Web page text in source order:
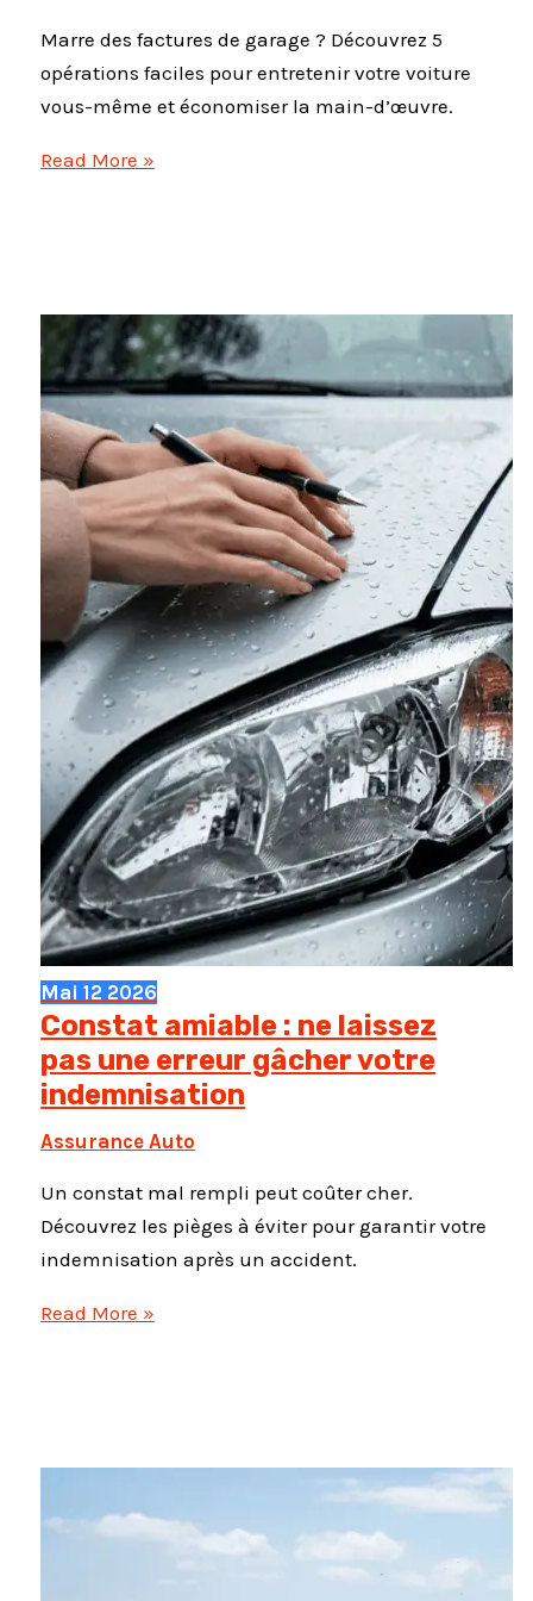
Marre des factures de garage ? Découvrez 5
opérations faciles pour entretenir votre voiture
vous-même et économiser la main-d’œuvre.
Entretien
opérations
à
faire
soi-
même
Read More »
Mai 12 2026
Constat amiable : ne laissez
pas une erreur gâcher votre
indemnisation
Assurance Auto
Un constat mal rempli peut coûter cher.
Découvrez les pièges à éviter pour garantir votre
indemnisation après un accident.
Constat
une
Read More »